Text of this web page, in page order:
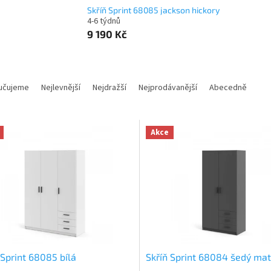
Skříň Sprint 68085 jackson hickory
4-6 týdnů
9 190 Kč
Nejlevnější Nejdražší Nejprodávanější Abecedně
68085 bílá
Akce
Skříň Sprint 68084 šedý mat